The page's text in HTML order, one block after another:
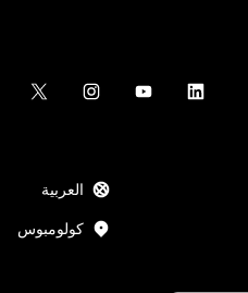
العربية
كولومبوس